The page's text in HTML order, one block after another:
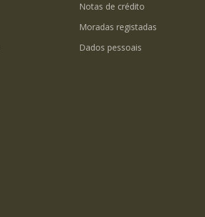
Notas de crédito
Moradas registadas
Dados pessoais